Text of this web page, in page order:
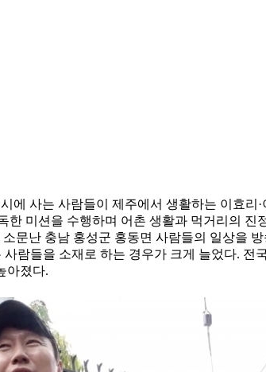
사는 사람들이 제주에서 생활하는 이효
미션을 수행하며 어촌 생활과 먹거리의 진
문난 충남 홍성군 홍동면 사람들의 일상을
람들을 소재로 하는 경우가 크게 늘었다. 전
아졌다.